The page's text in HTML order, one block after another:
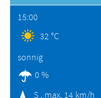
15:00
32 °C
sonnig
0 %
S , max. 14 km/h